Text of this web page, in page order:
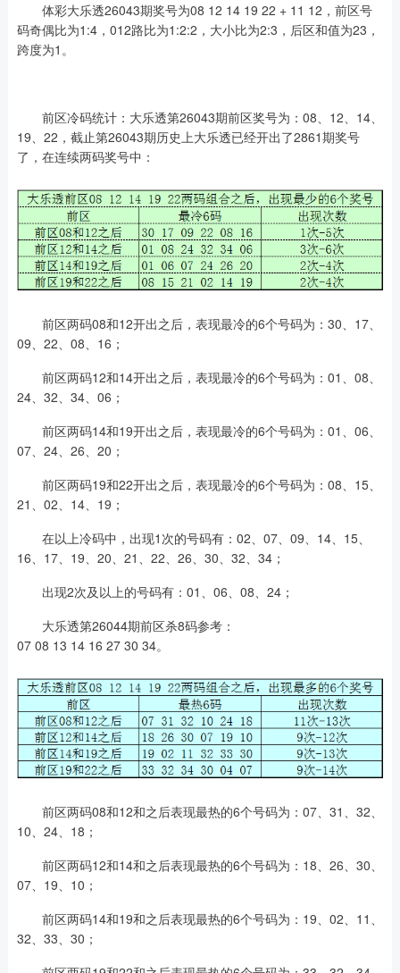
体彩大乐透26043期奖号为08 12 14 19 22 + 11 12，前区号
码奇偶比为1:4，012路比为1:2:2，大小比为2:3，后区和值为23，
跨度为1。
前区冷码统计：大乐透第26043期前区奖号为：08、12、14、
19、22，截止第26043期历史上大乐透已经开出了2861期奖号
了，在连续两码奖号中：
前区两码08和12开出之后，表现最冷的6个号码为：30、17、
09、22、08、16；
前区两码12和14开出之后，表现最冷的6个号码为：01、08、
24、32、34、06；
前区两码14和19开出之后，表现最冷的6个号码为：01、06、
07、24、26、20；
前区两码19和22开出之后，表现最冷的6个号码为：08、15、
21、02、14、19；
在以上冷码中，出现1次的号码有：02、07、09、14、15、
16、17、19、20、21、22、26、30、32、34；
出现2次及以上的号码有：01、06、08、24；
大乐透第26044期前区杀8码参考：
07 08 13 14 16 27 30 34。
前区两码08和12和之后表现最热的6个号码为：07、31、32、
10、24、18；
前区两码12和14和之后表现最热的6个号码为：18、26、30、
07、19、10；
前区两码14和19和之后表现最热的6个号码为：19、02、11、
32、33、30；